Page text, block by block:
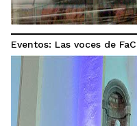
Eventos: Las voces de